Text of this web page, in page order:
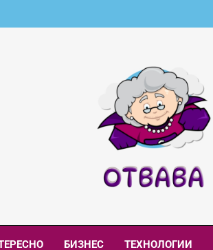
БИЗНЕС ТЕХНОЛОГИИ